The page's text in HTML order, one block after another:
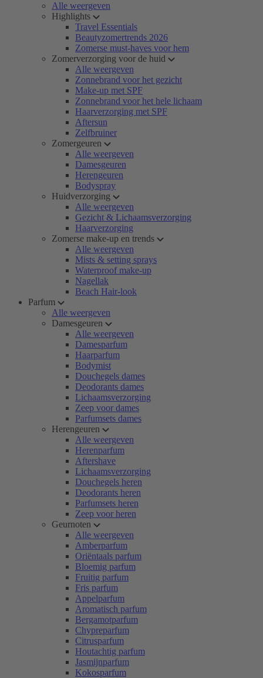
Alle weergeven
Highlights
Travel Essentials
Beautyzomertrends 2026
Zomerse must-haves voor hem
Zomerverzorging voor de huid
Alle weergeven
Zonnebrand voor het gezicht
Make-up met SPF
Zonnebrand voor het hele lichaam
Haarverzorging met SPF
Aftersun
Zelfbruiner
Zomergeuren
Alle weergeven
Damesgeuren
Herengeuren
Bodyspray
Huidverzorging
Alle weergeven
Gezicht & Lichaamsverzorging
Haarverzorging
Zomerse make-up en trends
Alle weergeven
Mists & setting sprays
Waterproof make-up
Nagellak
Beach Hair-look
Parfum
Alle weergeven
Damesgeuren
Alle weergeven
Damesparfum
Haarparfum
Bodymist
Douchegels dames
Deodorants dames
Lichaamsverzorging
Zeep voor dames
Parfumsets dames
Herengeuren
Alle weergeven
Herenparfum
Aftershave
Lichaamsverzorging
Douchegels heren
Deodorants heren
Parfumsets heren
Zeep voor heren
Geurnoten
Alle weergeven
Amberparfum
Oriëntaals parfum
Bloemig parfum
Fruitig parfum
Fris parfum
Appelparfum
Aromatisch parfum
Bergamotparfum
Chypreparfum
Citrusparfum
Houtachtig parfum
Jasmijnparfum
Kokosparfum